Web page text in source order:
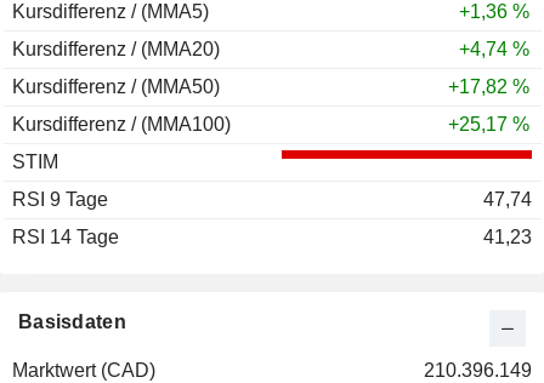
Basisdaten
Marktwert (CAD)
210.396.149
Kursdifferenz / (MMA5)
+1,36 %
Kursdifferenz / (MMA20)
+4,74 %
Kursdifferenz / (MMA50)
+17,82 %
Kursdifferenz / (MMA100)
+25,17 %
STIM
RSI 9 Tage
47,74
RSI 14 Tage
41,23